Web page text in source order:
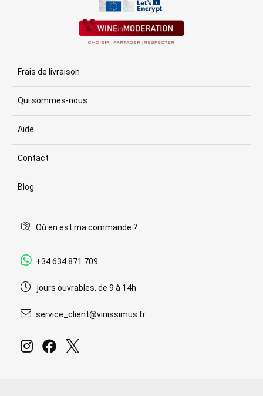
Frais de livraison
Qui sommes-nous
Aide
Contact
Blog
Où en est ma commande ?
+34 634 871 709
jours ouvrables, de 9 à 14h
service_client@vinissimus.fr